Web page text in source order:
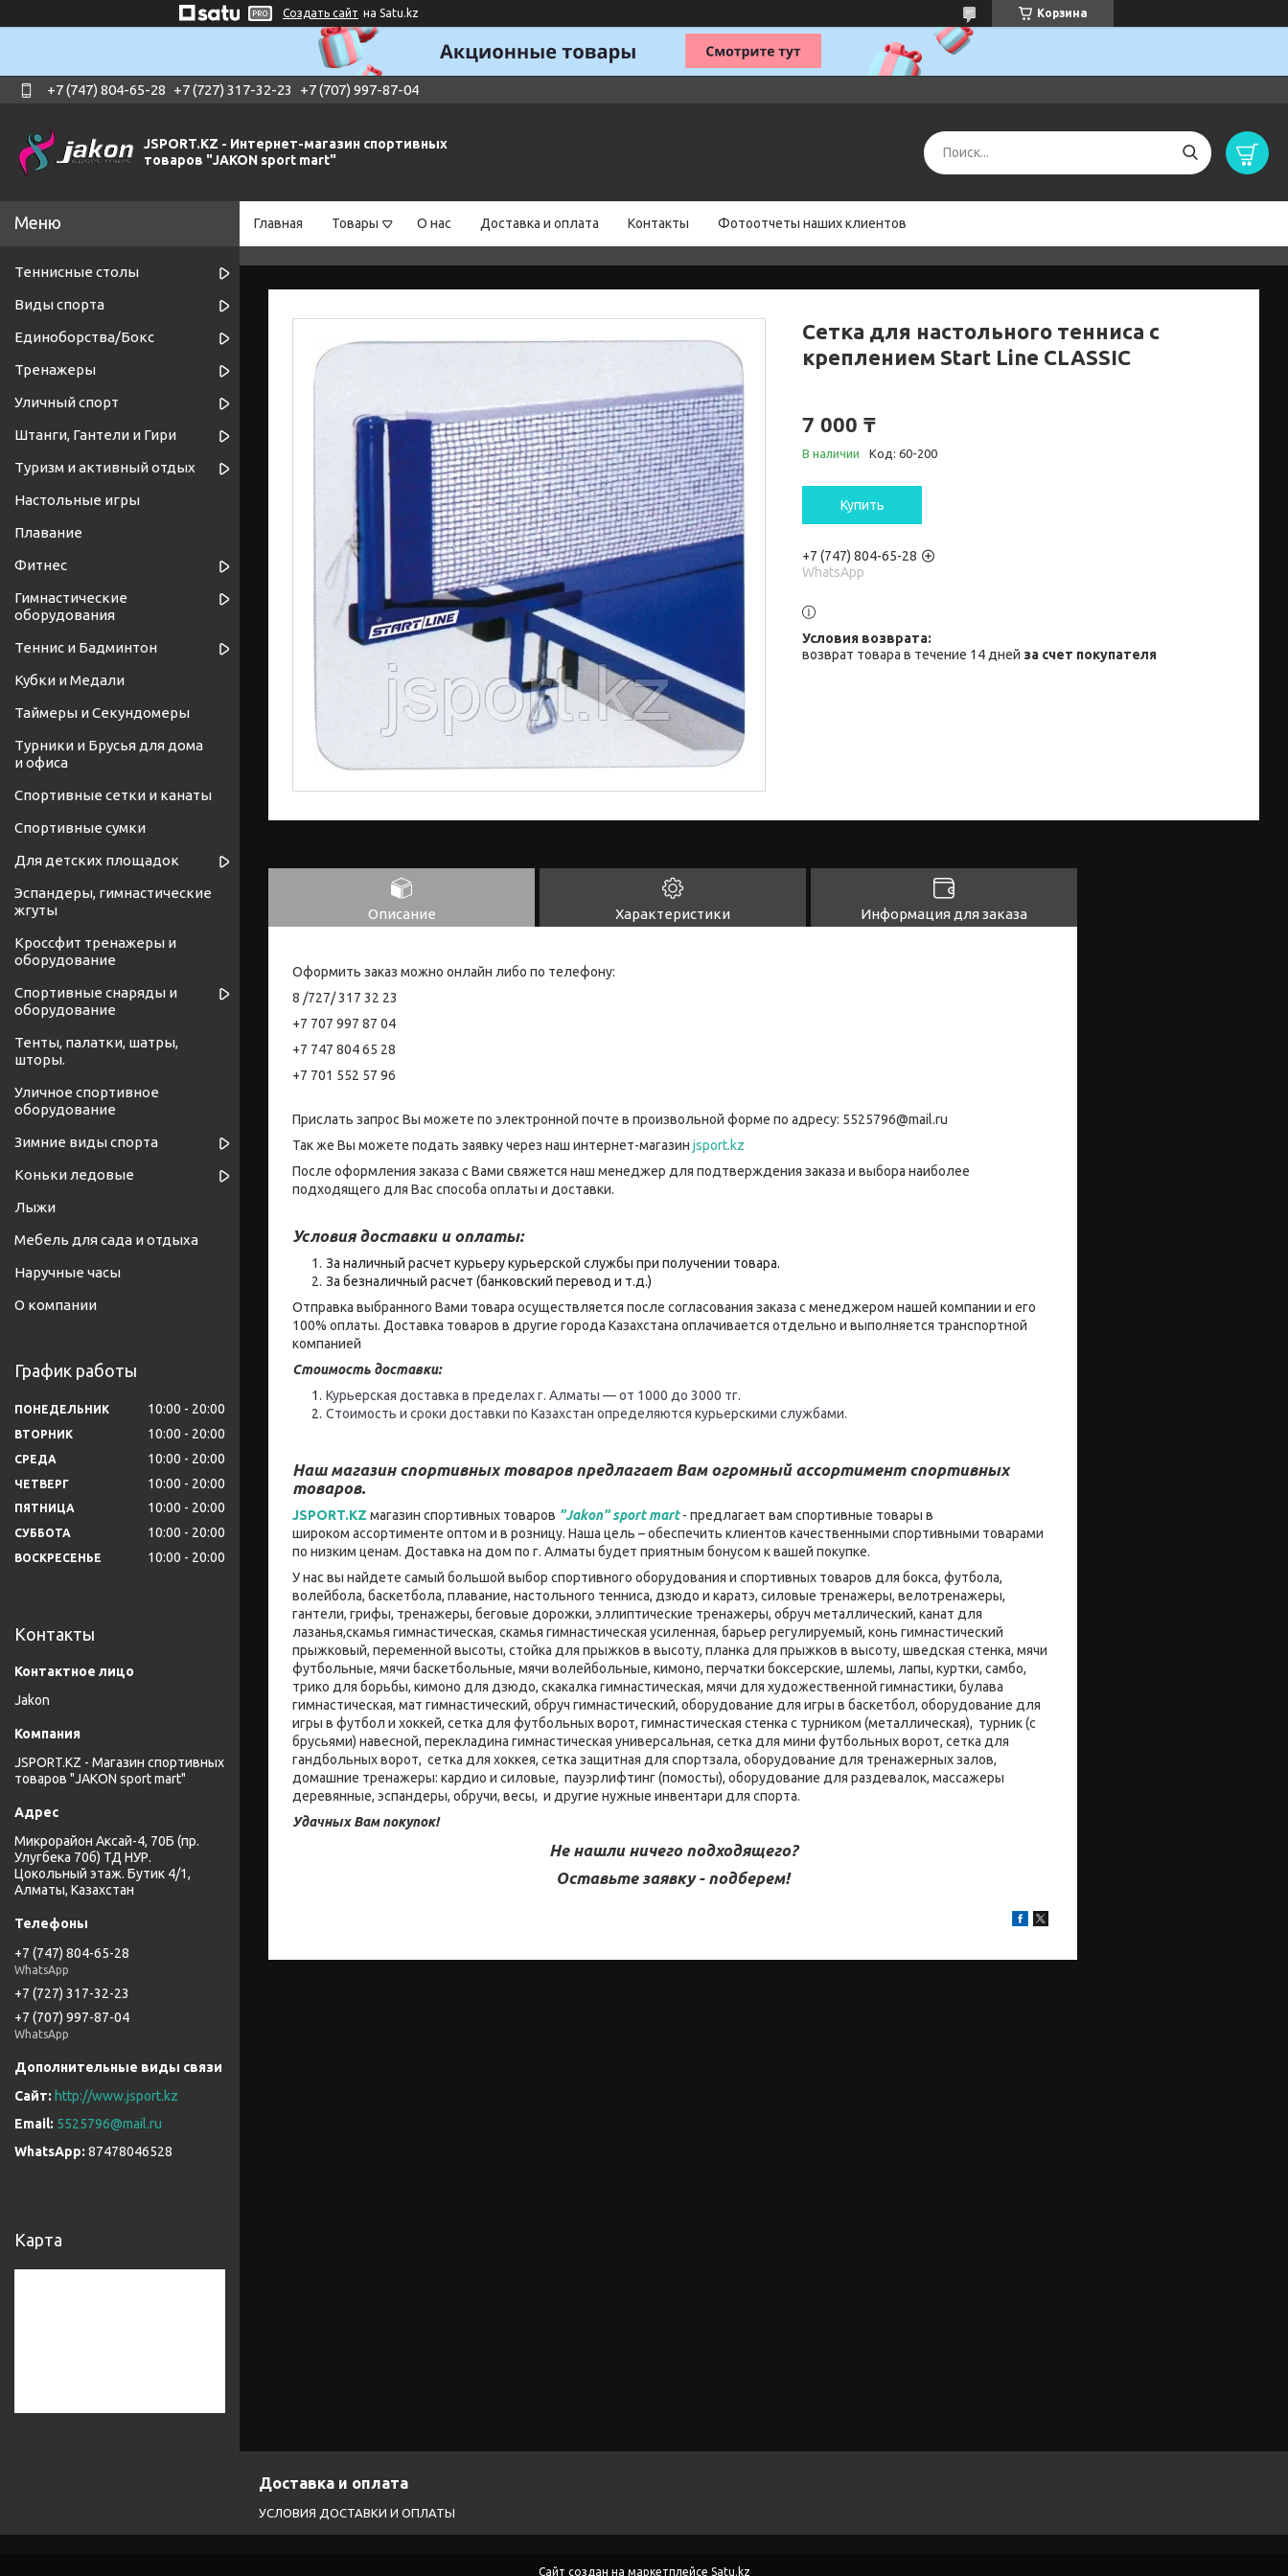
Создать сайт на Satu.kz Корзина
+7 (747) 804-65-28 +7 (727) 317-32-23 +7 (707) 997-87-04
JSPORT.KZ - Интернет-магазин спортивных
товаров "JAKON sport mart"
Главная Товары О нас Доставка и оплата Контакты Фотоотчеты наших клиентов
Сетка для настольного тенниса с
креплением Start Line CLASSIC
7 000 ₸
В наличии Код: 60-200
Купить
+7 (747) 804-65-28
WhatsApp
возврат товара в течение 14 дней за счет покупателя
Описание Характеристики Информация для заказа
Оформить заказ можно онлайн либо по телефону:
8 /727/ 317 32 23
+7 707 997 87 04
+7 747 804 65 28
+7 701 552 57 96
Прислать запрос Вы можете по электронной почте в произвольной форме по адресу: 5525796@mail.ru
Так же Вы можете подать заявку через наш интернет-магазин jsport.kz
После оформления заказа с Вами свяжется наш менеджер для подтверждения заказа и выбора наиболее
подходящего для Вас способа оплаты и доставки.
Условия доставки и оплаты:
За наличный расчет курьеру курьерской службы при получении товара.
За безналичный расчет (банковский перевод и т.д.)
Отправка выбранного Вами товара осуществляется после согласования заказа с менеджером нашей компании и его
100% оплаты. Доставка товаров в другие города Казахстана оплачивается отдельно и выполняется транспортной
компанией
Стоимость доставки:
Курьерская доставка в пределах г. Алматы — от 1000 до 3000 тг.
Стоимость и сроки доставки по Казахстан определяются курьерскими службами.
Наш магазин спортивных товаров предлагает Вам огромный ассортимент спортивных
товаров.
JSPORT.KZ магазин спортивных товаров "Jakon" sport mart- предлагает вам спортивные товары в
широком ассортименте оптом и в розницу. Наша цель – обеспечить клиентов качественными спортивными товарами
по низким ценам. Доставка на дом по г. Алматы будет приятным бонусом к вашей покупке.
У нас вы найдете самый большой выбор спортивного оборудования и спортивных товаров для бокса, футбола,
волейбола, баскетбола, плавание, настольного тенниса, дзюдо и каратэ, силовые тренажеры, велотренажеры,
гантели, грифы, тренажеры, беговые дорожки, эллиптические тренажеры, обруч металлический, канат для
лазанья,скамья гимнастическая, скамья гимнастическая усиленная, барьер регулируемый, конь гимнастический
прыжковый, переменной высоты, стойка для прыжков в высоту, планка для прыжков в высоту, шведская стенка, мячи
футбольные, мячи баскетбольные, мячи волейбольные, кимоно, перчатки боксерские, шлемы, лапы, куртки, самбо,
трико для борьбы, кимоно для дзюдо, скакалка гимнастическая, мячи для художественной гимнастики, булава
гимнастическая, мат гимнастический, обруч гимнастический, оборудование для игры в баскетбол, оборудование для
игры в футбол и хоккей, сетка для футбольных ворот, гимнастическая стенка с турником (металлическая), турник (с
брусьями) навесной, перекладина гимнастическая универсальная, сетка для мини футбольных ворот, сетка для
гандбольных ворот, сетка для хоккея, сетка защитная для спортзала, оборудование для тренажерных залов,
домашние тренажеры: кардио и силовые, пауэрлифтинг (помосты), оборудование для раздевалок, массажеры
деревянные, эспандеры, обручи, весы, и другие нужные инвентари для спорта.
Удачных Вам покупок!
Не нашли ничего подходящего?
Оставьте заявку - подберем!
Теннисные столы
Виды спорта
Единоборства/Бокс
Тренажеры
Уличный спорт
Штанги, Гантели и Гири
Туризм и активный отдых
Настольные игры
Плавание
Фитнес
Гимнастические
оборудования
Теннис и Бадминтон
Кубки и Медали
Таймеры и Секундомеры
Турники и Брусья для дома
и офиса
Спортивные cетки и канаты
Спортивные сумки
Для детских площадок
Эспандеры, гимнастические
жгуты
Кроссфит тренажеры и
оборудование
Спортивные снаряды и
оборудование
Тенты, палатки, шатры,
шторы.
Уличное спортивное
оборудование
Зимние виды спорта
Коньки ледовые
Лыжи
Мебель для сада и отдыха
Наручные часы
О компании
График работы
ПОНЕДЕЛЬНИК 10:00 20:00
ВТОРНИК 10:00 20:00
СРЕДА 10:00 20:00
ЧЕТВЕРГ 10:00 20:00
ПЯТНИЦА 10:00 20:00
СУББОТА 10:00 20:00
ВОСКРЕСЕНЬЕ 10:00 20:00
Контакты
Jakon
JSPORT.KZ - Магазин спортивных
товаров "JAKON sport mart"
Микрорайон Аксай-4, 70Б (пр.
Улугбека 70б) ТД НУР.
Цокольный этаж. Бутик 4/1,
Алматы, Казахстан
+7 (747) 804-65-28
WhatsApp
+7 (727) 317-32-23
+7 (707) 997-87-04
WhatsApp
http://www.jsport.kz
5525796@mail.ru
87478046528
Карта
Доставка и оплата
УСЛОВИЯ ДОСТАВКИ И ОПЛАТЫ
Сайт создан на маркетплейсе Satu.kz